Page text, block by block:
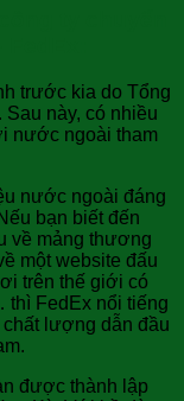
trước kia do Tổng
này, có nhiều
nước ngoài tham
nước ngoài đáng
bạn biết đến
về mảng thương
một website đấu
trên thế giới có
thì FedEx nổi tiếng
chất lượng dẫn đầu
được thành lập